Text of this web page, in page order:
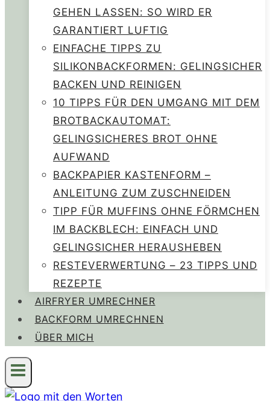
GEHEN LASSEN: SO WIRD ER
GARANTIERT LUFTIG
EINFACHE TIPPS ZU
SILIKONBACKFORMEN: GELINGSICHER
BACKEN UND REINIGEN
10 TIPPS FÜR DEN UMGANG MIT DEM
BROTBACKAUTOMAT:
GELINGSICHERES BROT OHNE
AUFWAND
BACKPAPIER KASTENFORM –
ANLEITUNG ZUM ZUSCHNEIDEN
TIPP FÜR MUFFINS OHNE FÖRMCHEN
IM BACKBLECH: EINFACH UND
GELINGSICHER HERAUSHEBEN
RESTEVERWERTUNG – 23 TIPPS UND
REZEPTE
AIRFRYER UMRECHNER
BACKFORM UMRECHNEN
ÜBER MICH